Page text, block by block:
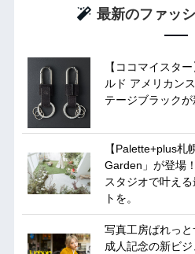
最新のファッ
【ココマイスタ
ルド アメリカン
テージブラック
【Palette+plus
Garden」が登場
スタジオで叶え
トを。
写真工房ぱれっと
成人記念の新ビ